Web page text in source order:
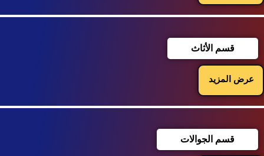
قسم الأثاث
عرض المزيد
قسم الجوالات